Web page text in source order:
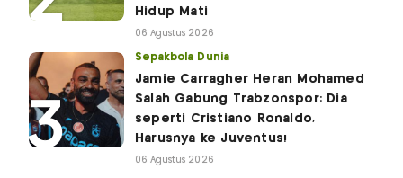
Hidup Mati
06 Agustus 2026
Sepakbola Dunia
Jamie Carragher Heran Mohamed
Salah Gabung Trabzonspor: Dia
seperti Cristiano Ronaldo,
Harusnya ke Juventus!
06 Agustus 2026